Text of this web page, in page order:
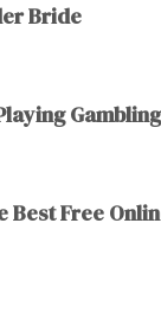
Bride
Best Free